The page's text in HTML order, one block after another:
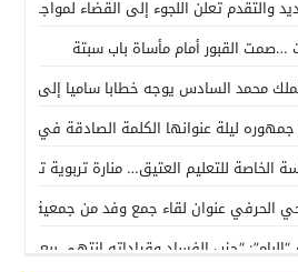
والتقدم تعلن اللجوء إلى القضاء لمواجهة
…صمت القبور أمام مأساة باب سبتة
محمد السادس يوجه خطابا ساميا إلى
ليلة عنوانها الكلمة الصادقة في
للتعليم العتيق… منارة تربوية تجمع
الحرفي عنوان لقاء جمع وفد من جمعية
“البام”: “حزب الفساد وقياداته انتهى